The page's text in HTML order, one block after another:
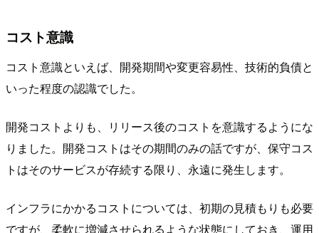
コスト意識
コスト意識といえば、開発期間や変更容易性、技術的負債と
いった程度の認識でした。
開発コストよりも、リリース後のコストを意識するようにな
りました。開発コストはその期間のみの話ですが、保守コス
トはそのサービスが存続する限り、永遠に発生します。
インフラにかかるコストについては、初期の見積もりも必要
ですが、柔軟に増減させられるような状態にしておき、運用